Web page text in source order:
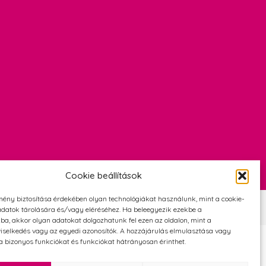
Cookie beállítások
biztosítása érdekében olyan technológiákat használunk, mint a cookie-
tárolására és/vagy eléréséhez. Ha beleegyezik ezekbe a
akkor olyan adatokat dolgozhatunk fel ezen az oldalon, mint a
vagy az egyedi azonosítók. A hozzájárulás elmulasztása vagy
bizonyos funkciókat és funkciókat hátrányosan érinthet.
FeltételekAdatvédelmi és cookie tájékoztató